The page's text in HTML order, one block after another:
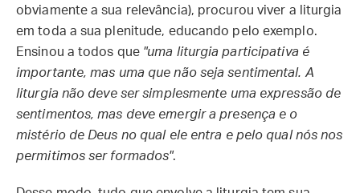
obviamente a sua relevância), procurou viver a liturgia
em toda a sua plenitude, educando pelo exemplo.
Ensinou a todos que "uma liturgia participativa é
importante, mas uma que não seja sentimental. A
liturgia não deve ser simplesmente uma expressão de
sentimentos, mas deve emergir a presença e o
mistério de Deus no qual ele entra e pelo qual nós nos
permitimos ser formados".